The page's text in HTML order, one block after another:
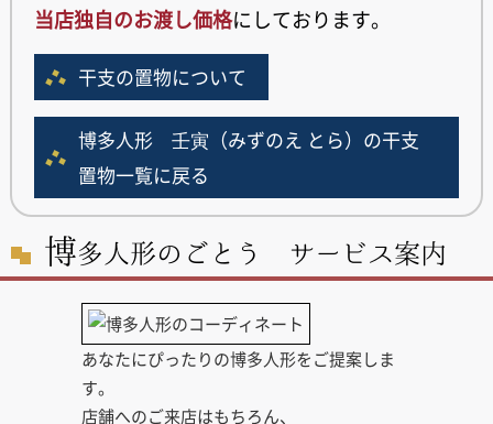
当店独自のお渡し価格にしております。
干支の置物について
博多人形 壬寅（みずのえ とら）の干支
置物一覧に戻る
博多人形のごとう サービス案内
あなたにぴったりの博多人形をご提案しま
す。
店舗へのご来店はもちろん、